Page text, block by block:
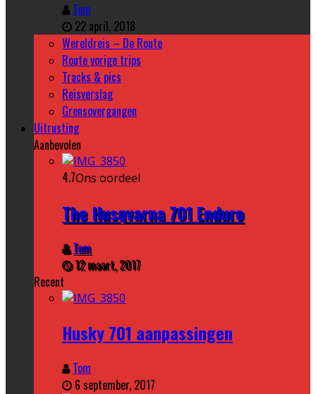
Tom
22 april, 2018
Wereldreis – De Route
Route vorige trips
Tracks & pics
Reisverslag
Grensovergangen
Uitrusting
Aanbevolen
4.7Ons oordeel
The Husqvarna 701 Enduro
Tom
12 maart, 2017
Recent
Husky 701 aanpassingen
Tom
6 september, 2017